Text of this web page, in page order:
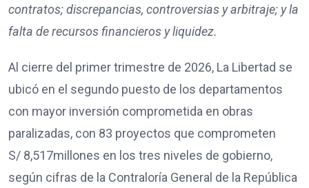
contratos;discrepancias, controversias y arbitraje; yla
falta de recursos financieros y liquidez.
Al cierre del primer trimestre de 2026, La Libertad se
ubicó en el segundo puesto de los departamentos
con mayor inversión comprometida en obras
paralizadas, con 83 proyectos que comprometen
S/ 8,517millones en los tres niveles de gobierno,
según cifras de la Contraloría General de la República